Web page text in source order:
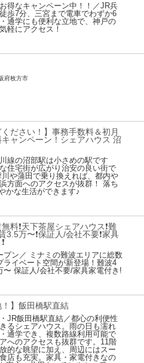
得なキャンペーン中！！／JR兵
歩7分、三宮まで電車でわずか6
通学にも便利な立地で、神戸の
軽にアクセス！
府枚方市
ください！】事務手数料＆初月
ャンペーン！シェアハウス 沼
線の沼部駅は小さめの駅です
住宅街が広がり治安の良い街で
や蒲田で乗り換えれば、都内や
方面へのアクセスが抜群！ 落ち
かな生活ができます♪
料❗️天下茶屋シェアハウス❗️難
3.5万〜❗️保証人/会社不要❗️家具
プン／ ミナミの難波エリアに総数
ライベート空間が新登場！難波4
〜 保証人/会社不要/家具家電付き!
！】飯田橋駅直結
JR飯田橋駅直結／都心の利便性
るシェアハウス。雨の日も濡れ
通学でき、複数路線利用可能で
へのアクセスも抜群です。11階
的な眺望に加え、周辺にはスー
店も充実。家具・家電付きなの